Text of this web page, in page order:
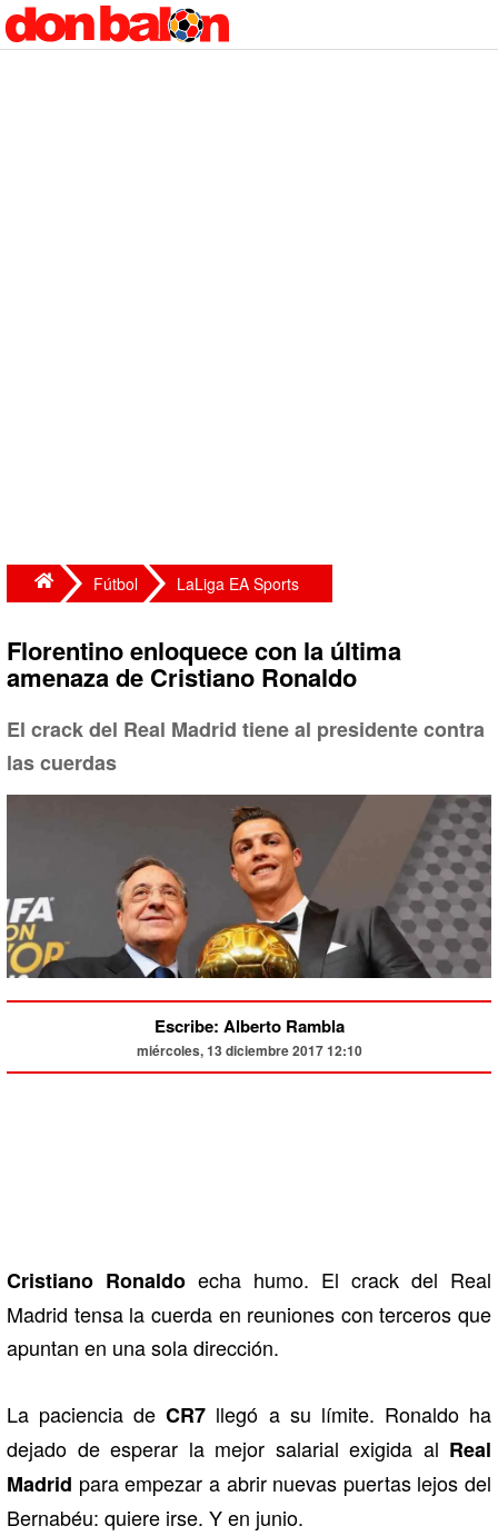
Fútbol LaLiga EA Sports
Florentino enloquece con la última
amenaza de Cristiano Ronaldo
El crack del Real Madrid tiene al presidente contra
las cuerdas
Escribe: Alberto Rambla
miércoles, 13 diciembre 2017 12:10
Cristiano Ronaldo echa humo. El crack del Real
Madrid tensa la cuerda en reuniones con terceros que
apuntan en una sola dirección.
La paciencia de CR7 llegó a su límite. Ronaldo ha
dejado de esperar la mejor salarial exigida al Real
Madrid para empezar a abrir nuevas puertas lejos del
Bernabéu: quiere irse. Y en junio.